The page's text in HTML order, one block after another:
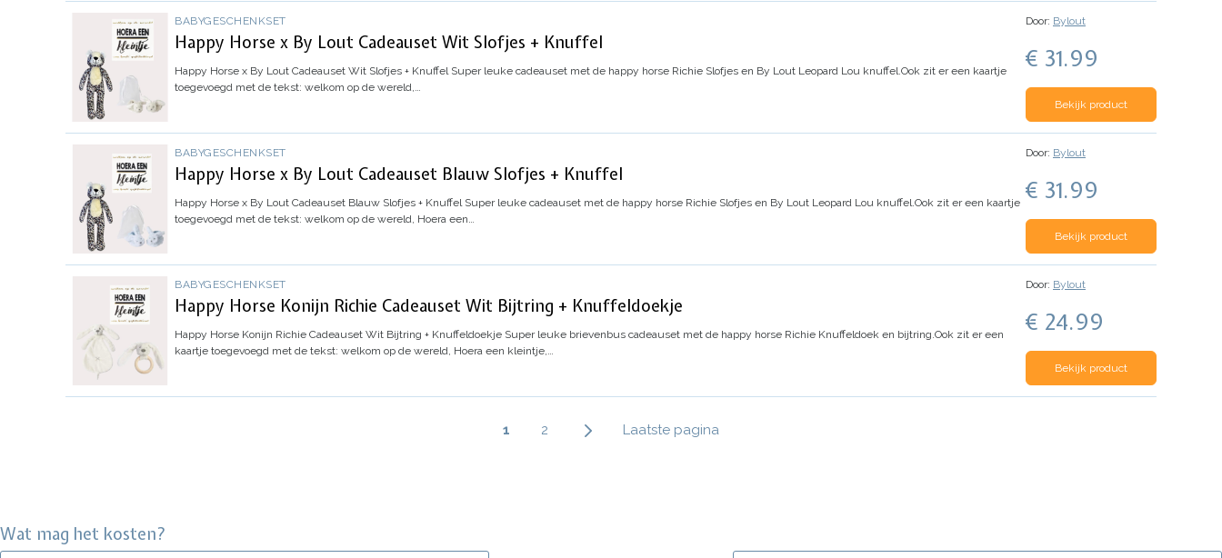
BABYGESCHENKSET
Happy Horse x By Lout Cadeauset Wit Slofjes + Knuffel
Happy Horse x By Lout Cadeauset Wit Slofjes + Knuffel Super leuke cadeauset met de happy horse Richie Slofjes en By Lout Leopard Lou knuffel.Ook zit er een kaartje
toegevoegd met de tekst: welkom op de wereld,…
Door: Bylout
€ 31.99
Bekijk product
BABYGESCHENKSET
Happy Horse x By Lout Cadeauset Blauw Slofjes + Knuffel
Happy Horse x By Lout Cadeauset Blauw Slofjes + Knuffel Super leuke cadeauset met de happy horse Richie Slofjes en By Lout Leopard Lou knuffel.Ook zit er een kaartje
toegevoegd met de tekst: welkom op de wereld, Hoera een…
Door: Bylout
€ 31.99
Bekijk product
BABYGESCHENKSET
Happy Horse Konijn Richie Cadeauset Wit Bijtring + Knuffeldoekje
Happy Horse Konijn Richie Cadeauset Wit Bijtring + Knuffeldoekje Super leuke brievenbus cadeauset met de happy horse Richie Knuffeldoek en bijtring.Ook zit er een
kaartje toegevoegd met de tekst: welkom op de wereld, Hoera een kleintje,…
Door: Bylout
€ 24.99
Bekijk product
Huidige
1 Page
2
Laatste
Laatste pagina
Wat mag het kosten?